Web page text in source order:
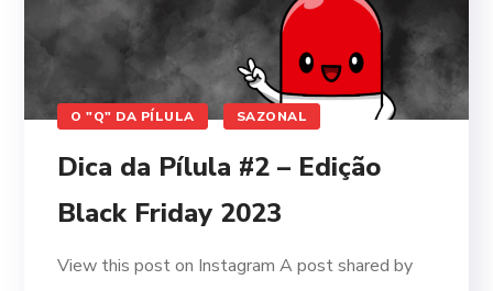
O "Q" DA PÍLULA SAZONAL
Dica da Pílula #2 – Edição
Black Friday 2023
View this post on Instagram A post shared by